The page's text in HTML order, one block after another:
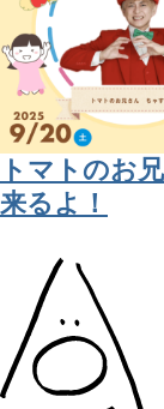
トマトのお
来るよ！